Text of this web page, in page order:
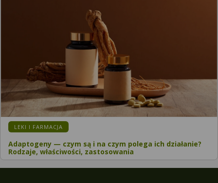
LEKI I FARMACJA
Adaptogeny — czym są i na czym polega ich działanie?
Rodzaje, właściwości, zastosowania